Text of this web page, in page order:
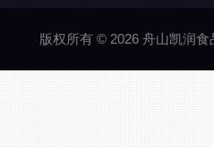
版权所有 © 2026 舟山凯润